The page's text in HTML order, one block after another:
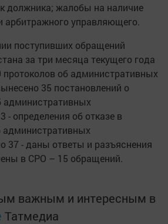
должника; жалобы на наличие
арбитражного управляющего.
поступивших обращений
за три месяца текущего года
об административных
35 постановлений о
административных
- определения об отказе в
административных
37 - даны ответы и разъяснения
в СРО – 15 обращений.
важным и интересным в
Татмедиа